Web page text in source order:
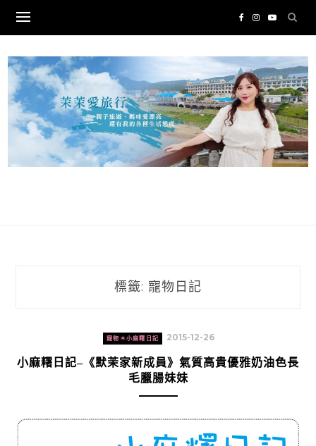
content
標籤: 寵物日記
寵物＊小麻糬日記 2015-12-26
小麻糬日記–《默茉家新成員》氣質高貴優雅奶油色長
毛臘腸妹妹